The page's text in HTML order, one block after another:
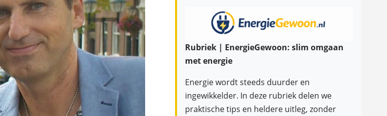
Rubriek | EnergieGewoon: slim omgaan
met energie
Energie wordt steeds duurder en
ingewikkelder. In deze rubriek delen we
praktische tips en heldere uitleg, zonder